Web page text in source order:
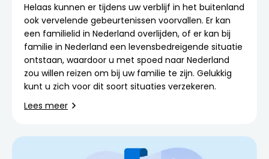
Helaas kunnen er tijdens uw verblijf in het buitenland
ook vervelende gebeurtenissen voorvallen. Er kan
een familielid in Nederland overlijden, of er kan bij
familie in Nederland een levensbedreigende situatie
ontstaan, waardoor u met spoed naar Nederland
zou willen reizen om bij uw familie te zijn. Gelukkig
kunt u zich voor dit soort situaties verzekeren.
Lees meer